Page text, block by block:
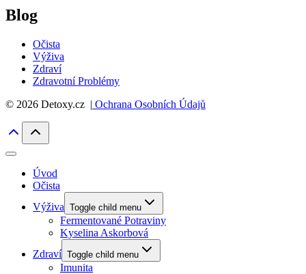
Blog
Očista
Výživa
Zdraví
Zdravotní Problémy
© 2026 Detoxy.cz | Ochrana Osobních Údajů
Úvod
Očista
Výživa Toggle child menu
Fermentované Potraviny
Kyselina Askorbová
Zdraví Toggle child menu
Imunita